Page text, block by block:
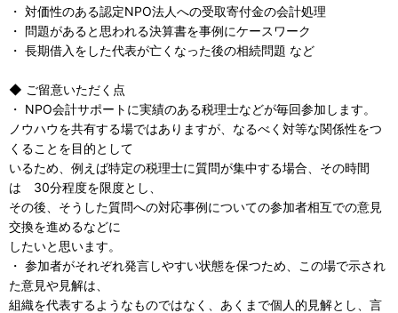
・ 対価性のある認定NPO法人への受取寄付金の会計処理
・ 問題があると思われる決算書を事例にケースワーク
・ 長期借入をした代表が亡くなった後の相続問題 など
◆ ご留意いただく点
・ NPO会計サポートに実績のある税理士などが毎回参加します。
ノウハウを共有する場ではありますが、なるべく対等な関係性をつ
くることを目的として
いるため、例えば特定の税理士に質問が集中する場合、その時間
は 30分程度を限度とし、
その後、そうした質問への対応事例についての参加者相互での意見
交換を進めるなどに
したいと思います。
・ 参加者がそれぞれ発言しやすい状態を保つため、この場で示され
た意見や見解は、
組織を代表するようなものではなく、あくまで個人的見解とし、言